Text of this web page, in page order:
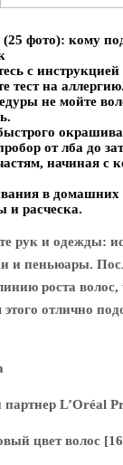
фото): кому
с
тест на аллергию.
не мойте
от лба до
начиная с
в домашних
и расческа.
рук и одежды:
и пеньюары.
роста
отлично
L’Oréal